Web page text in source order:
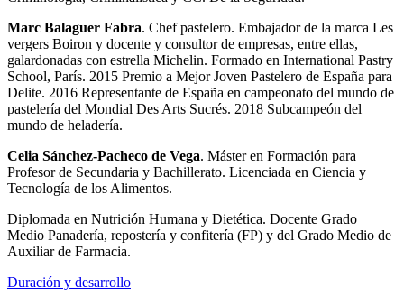
Marc Balaguer Fabra. Chef pastelero. Embajador de la marca Les
vergers Boiron y docente y consultor de empresas, entre ellas,
galardonadas con estrella Michelin. Formado en International Pastry
School, París. 2015 Premio a Mejor Joven Pastelero de España para
Delite. 2016 Representante de España en campeonato del mundo de
pastelería del Mondial Des Arts Sucrés. 2018 Subcampeón del
mundo de heladería.
Celia Sánchez-Pacheco de Vega. Máster en Formación para
Profesor de Secundaria y Bachillerato. Licenciada en Ciencia y
Tecnología de los Alimentos.
Diplomada en Nutrición Humana y Dietética. Docente Grado
Medio Panadería, repostería y confitería (FP) y del Grado Medio de
Auxiliar de Farmacia.
Duración y desarrollo